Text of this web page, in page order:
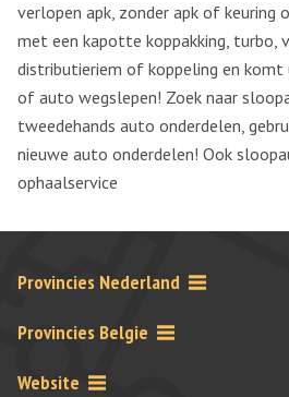
verlopen apk, zonder apk of keuring
met een kapotte koppakking, turbo,
distributieriem of koppeling en
of auto wegslepen! Zoek naar
tweedehands auto onderdelen,
nieuwe auto onderdelen! Ook
ophaalservice
Provincies Nederland
Provincies Belgie
Website